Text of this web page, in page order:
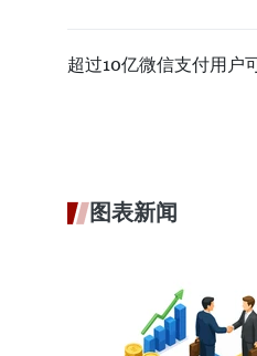
超过10亿微信支付用户
图表新闻